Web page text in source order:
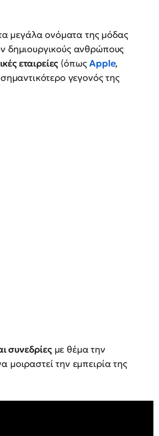
μεγάλα ονόματα της μόδας
δημιουργικούς ανθρώπους
εταιρείες (όπωςApple,
γεγονός της
συνεδρίεςμε θέμα την
μοιραστεί την εμπειρία της